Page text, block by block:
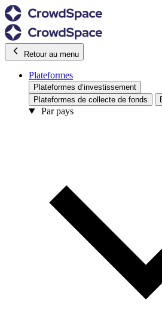
Retour au menu
Plateformes
Plateformes d’investissement
Plateformes de collecte de fonds
Par pays